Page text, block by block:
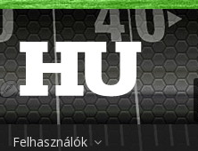
Felhasználók